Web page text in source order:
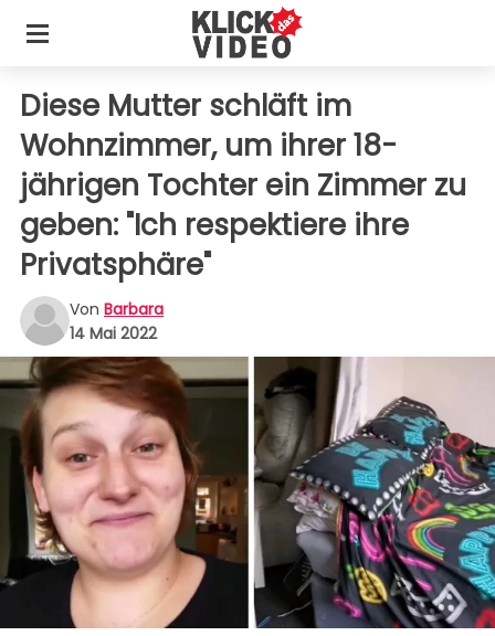
Diese Mutter schläft im
Wohnzimmer, um ihrer 18-
jährigen Tochter ein Zimmer zu
geben: "Ich respektiere ihre
Privatsphäre"
Von Barbara
14 Mai 2022